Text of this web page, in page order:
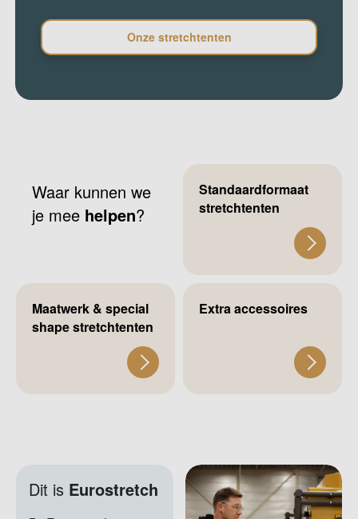
Onze stretchtenten
Waar kunnen we
je mee helpen?
Standaardformaat
stretchtenten
Maatwerk & special
shape stretchtenten
Extra accessoires
Dit is Eurostretch